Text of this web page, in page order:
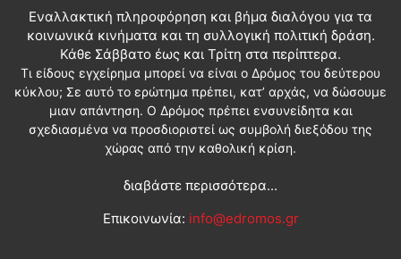
Εναλλακτική πληροφόρηση και βήμα διαλόγου για τα
κοινωνικά κινήματα και τη συλλογική πολιτική δράση.
Κάθε Σάββατο έως και Τρίτη στα περίπτερα.
Τι είδους εγχείρημα μπορεί να είναι ο Δρόμος του δεύτερου
κύκλου; Σε αυτό το ερώτημα πρέπει, κατ’ αρχάς, να δώσουμε
μιαν απάντηση. Ο Δρόμος πρέπει ενσυνείδητα και
σχεδιασμένα να προσδιοριστεί ως συμβολή διεξόδου της
χώρας από την καθολική κρίση.
διαβάστε περισσότερα...
Επικοινωνία: info@edromos.gr